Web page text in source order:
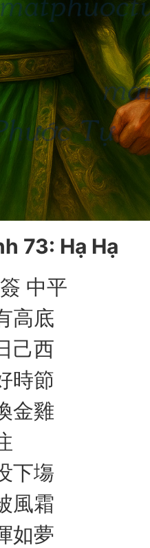
73: Hạ Hạ
中平
高底
己西
時節
金雞
下塲
風霜
如夢